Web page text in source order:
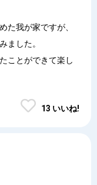
た我が家ですが、
ました。
ことができて楽し
13 いいね!